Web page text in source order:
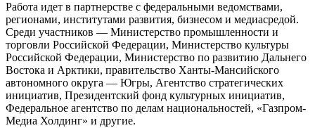
Работа идет в партнерстве с федеральными ведомствами,
регионами, институтами развития, бизнесом и медиасредой.
Среди участников — Министерство промышленности и
торговли Российской Федерации, Министерство культуры
Российской Федерации, Министерство по развитию Дальнего
Востока и Арктики, правительство Ханты-Мансийского
автономного округа — Югры, Агентство стратегических
инициатив, Президентский фонд культурных инициатив,
Федеральное агентство по делам национальностей, «Газпром-
Медиа Холдинг» и другие.